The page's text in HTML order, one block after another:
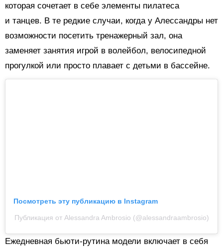
которая сочетает в себе элементы пилатеса
и танцев. В те редкие случаи, когда у Алессандры нет
возможности посетить тренажерный зал, она
заменяет занятия игрой в волейбол, велосипедной
прогулкой или просто плавает с детьми в бассейне.
Посмотреть эту публикацию в Instagram
Публикация от Alessandra Ambrosio (@alessandraambrosio)
Ежедневная бьюти-рутина модели включает в себя